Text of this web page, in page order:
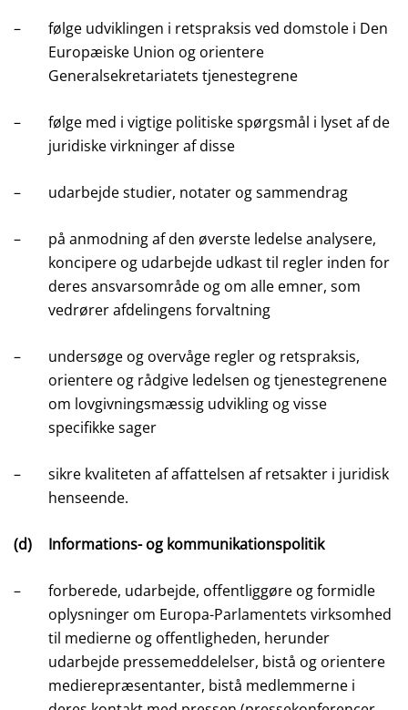
–
følge udviklingen i retspraksis ved domstole i Den
Europæiske Union og orientere
Generalsekretariatets tjenestegrene
–
følge med i vigtige politiske spørgsmål i lyset af de
juridiske virkninger af disse
– udarbejde studier, notater og sammendrag
–
på anmodning af den øverste ledelse analysere,
koncipere og udarbejde udkast til regler inden for
deres ansvarsområde og om alle emner, som
vedrører afdelingens forvaltning
–
undersøge og overvåge regler og retspraksis,
orientere og rådgive ledelsen og tjenestegrenene
om lovgivningsmæssig udvikling og visse
specifikke sager
–
sikre kvaliteten af affattelsen af retsakter i juridisk
henseende.
(d) Informations- og kommunikationspolitik
–
forberede, udarbejde, offentliggøre og formidle
oplysninger om Europa-Parlamentets virksomhed
til medierne og offentligheden, herunder
udarbejde pressemeddelelser, bistå og orientere
medierepræsentanter, bistå medlemmerne i